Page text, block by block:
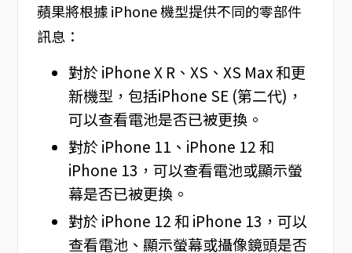
蘋果將根據 iPhone 機型提供不同的零部件
訊息：
對於 iPhone X R、XS、XS Max 和更
新機型，包括iPhone SE (第二代)，
可以查看電池是否已被更換。
對於 iPhone 11、iPhone 12 和
iPhone 13，可以查看電池或顯示螢
幕是否已被更換。
對於 iPhone 12 和 iPhone 13，可以
查看電池、顯示螢幕或攝像鏡頭是否